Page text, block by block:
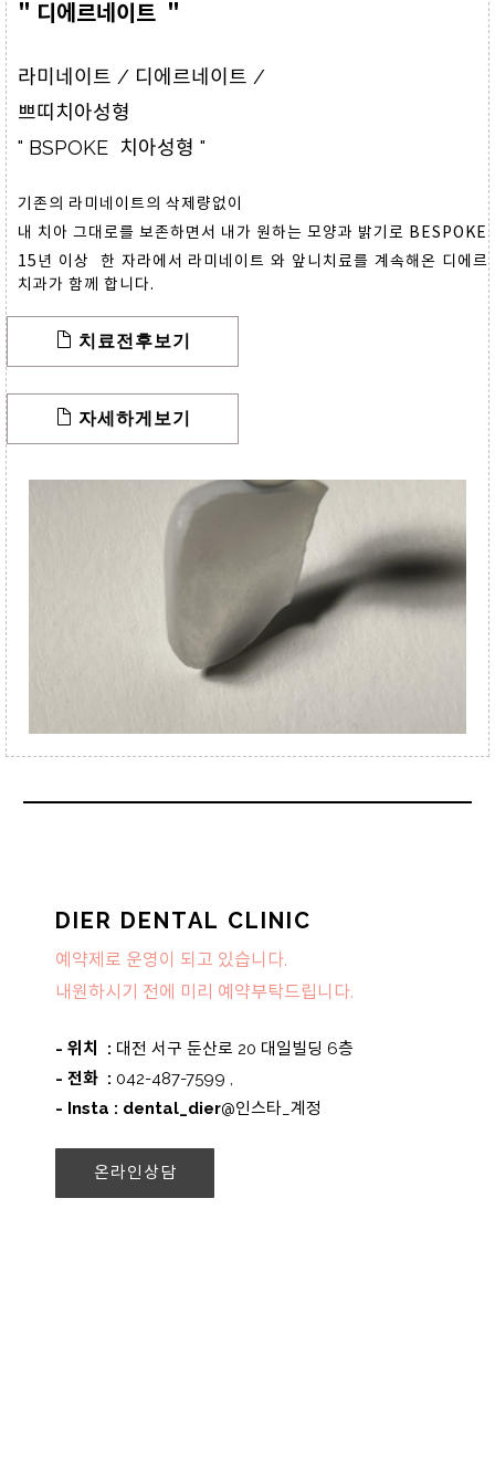
" 디에르네이트 "
라미네이트 / 디에르네이트 /
쁘띠치아성형
" BSPOKE 치아성형 "
기존의 라미네이트의 삭제량없이
내 치아 그대로를 보존하면서 내가 원하는 모양과 밝기로 BESPOKE
15년 이상 한 자라에서 라미네이트 와 앞니치료를 계속해온 디에르
치과가 함께 합니다.
치료전후보기
자세하게보기
DIER DENTAL CLINIC
예약제로 운영이 되고 있습니다.
내원하시기 전에 미리 예약부탁드립니다.
- 위치 : 대전 서구 둔산로 20 대일빌딩 6층
- 전화 : 042-487-7599 ,
- Insta : dental_dier@인스타_계정
온라인상담